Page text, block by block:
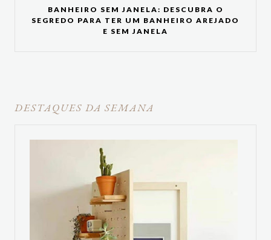
BANHEIRO SEM JANELA: DESCUBRA O
SEGREDO PARA TER UM BANHEIRO AREJADO
E SEM JANELA
DESTAQUES DA SEMANA